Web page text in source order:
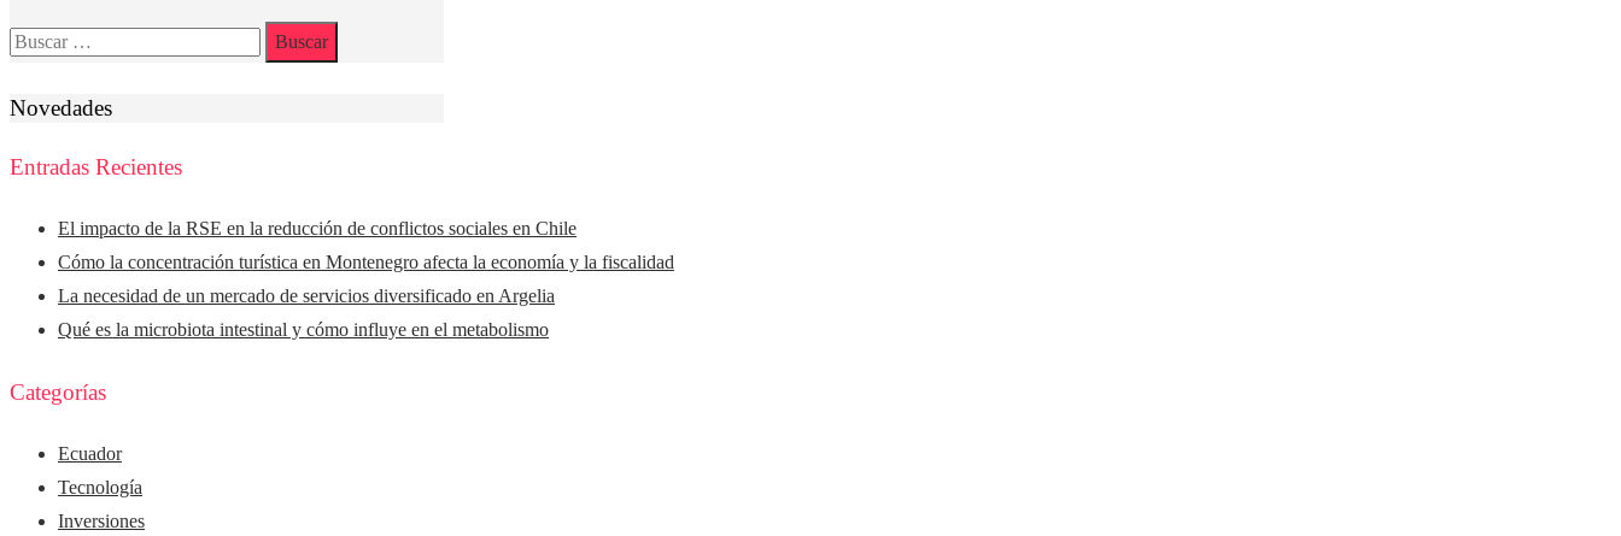
Buscar:
Novedades
Entradas Recientes
El impacto de la RSE en la reducción de conflictos sociales en Chile
Cómo la concentración turística en Montenegro afecta la economía y la fiscalidad
La necesidad de un mercado de servicios diversificado en Argelia
Qué es la microbiota intestinal y cómo influye en el metabolismo
Categorías
Ecuador
Tecnología
Inversiones